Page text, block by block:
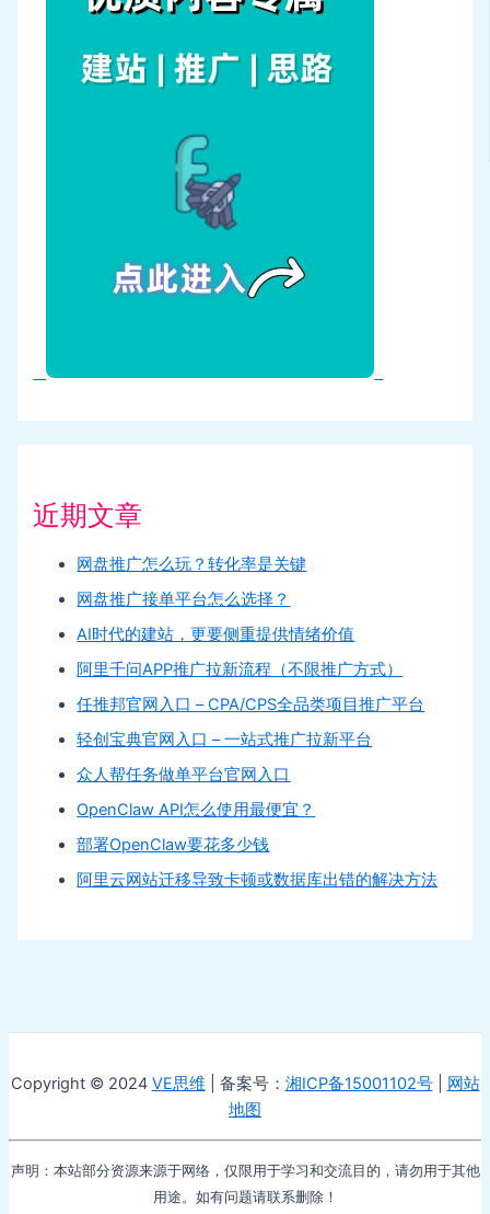
近期文章
网盘推广怎么玩？转化率是关键
网盘推广接单平台怎么选择？
AI时代的建站，更要侧重提供情绪价值
阿里千问APP推广拉新流程（不限推广方式）
任推邦官网入口 – CPA/CPS全品类项目推广平台
轻创宝典官网入口 – 一站式推广拉新平台
众人帮任务做单平台官网入口
OpenClaw API怎么使用最便宜？
部署OpenClaw要花多少钱
阿里云网站迁移导致卡顿或数据库出错的解决方法
Copyright © 2024 VE思维 | 备案号： 湘ICP备15001102号| 网站
地图
声明：本站部分资源来源于网络，仅限用于学习和交流目的，请勿用于其他
用途。如有问题请联系删除！